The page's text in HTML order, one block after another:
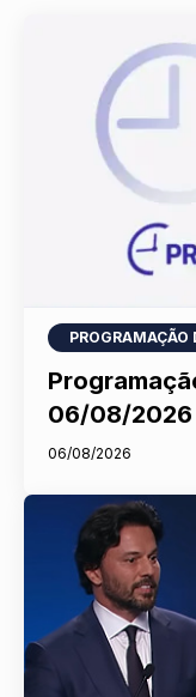
PROGRAMAÇÃO
06/08/2026
06/08/2026